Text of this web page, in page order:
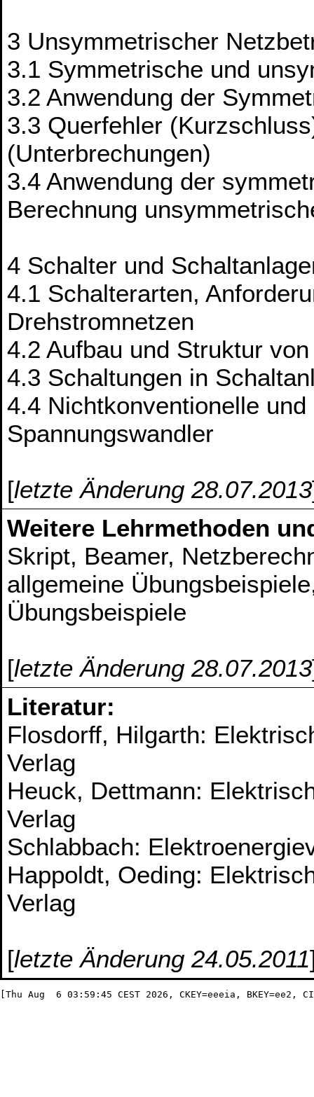
3 Unsymmetrischer
3.1 Symmetrische und
3.2 Anwendung der
3.3 Querfehler
(Unterbrechungen)
3.4 Anwendung der
Berechnung
4 Schalter und
4.1 Schalterarten,
Drehstromnetzen
4.2 Aufbau und Struktur
4.3 Schaltungen in
4.4 Nichtkonventionelle
Spannungswandler
[letzte Änderung 28.07.2013
Weitere Lehrmethoden
Skript, Beamer,
allgemeine
Übungsbeispiele
[letzte Änderung 28.07.2013
Literatur:
Flosdorff, Hilgarth:
Verlag
Heuck, Dettmann:
Verlag
Schlabbach:
Happoldt, Oeding:
Verlag
[letzte Änderung 24.05.2011